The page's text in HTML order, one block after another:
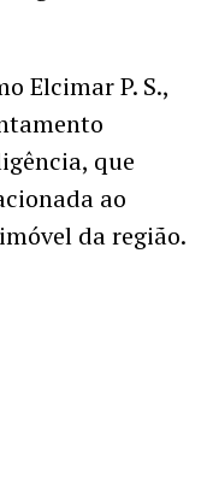
Elcimar P. S.,
que
ao
da região.